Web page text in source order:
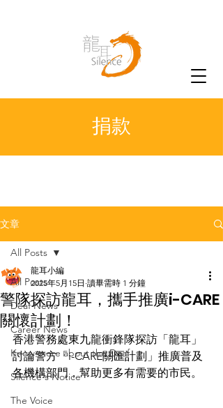
捐款
文章
All Posts
Deaf News
Career News
Know more about the Deaf
Silence's Notice
The Voice
All Posts
警隊探訪龍耳，攜手推廣i-CARE
關懷計劃！
龍耳小編
2025年5月15日 讀畢需時 1 分鐘
香港警務處東九龍衝鋒隊探訪「龍耳」
討論警方「i-CARE關匯計劃」推廣普及
各機構部門，幫助更多有需要的市民。